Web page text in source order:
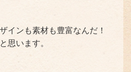
インも素材も豊富なんだ！
思います。